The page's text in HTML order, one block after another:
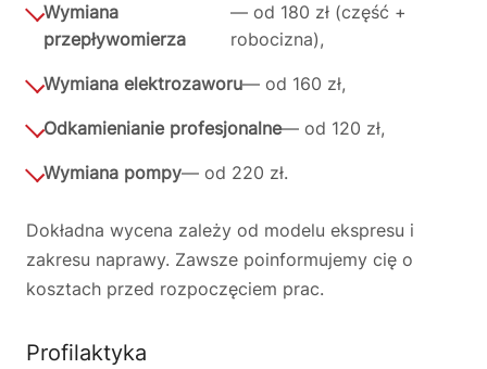
Wymiana
przepływomierza
— od 180 zł (część +
robocizna),
Wymiana elektrozaworu— od 160 zł,
Odkamienianie profesjonalne— od 120 zł,
Wymiana pompy— od 220 zł.
Dokładna wycena zależy od modelu ekspresu i
zakresu naprawy. Zawsze poinformujemy cię o
kosztach przed rozpoczęciem prac.
Profilaktyka